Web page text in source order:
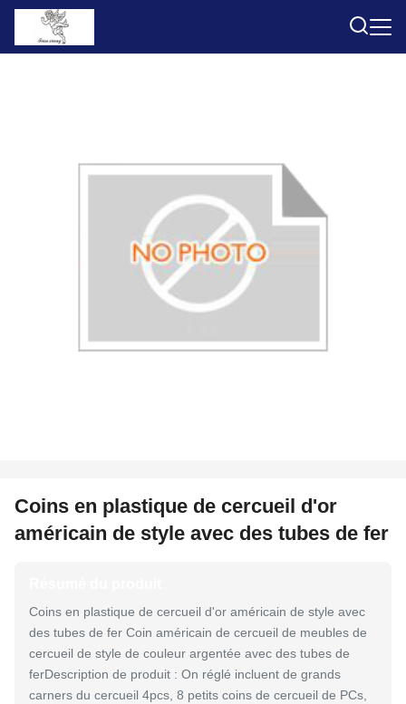
Coins en plastique de cercueil d'or
américain de style avec des tubes de fer
Coins en plastique de cercueil d'or américain de style avec
des tubes de fer Coin américain de cercueil de meubles de
cercueil de style de couleur argentée avec des tubes de
ferDescription de produit : On réglé incluent de grands
carners du cercueil 4pcs, 8 petits coins de cercueil de PCs,